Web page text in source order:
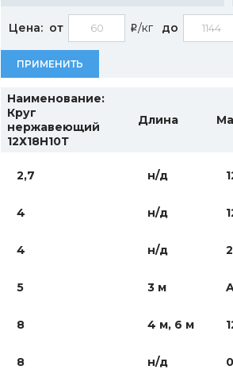
Цена: от i/кг до
ПРИМЕНИТЬ
Наименование:
Круг
нержавеющий
12Х18Н10Т
Длина
2,7 н/д
4 н/д
4 н/д
5 3 м
8 4 м, 6 м
8 н/д